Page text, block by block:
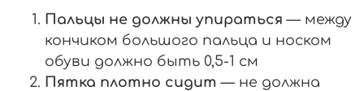
Пальцы не должны упираться — между
кончиком большого пальца и носком
обуви должно быть 0,5-1 см
Пятка плотно сидит — не должна